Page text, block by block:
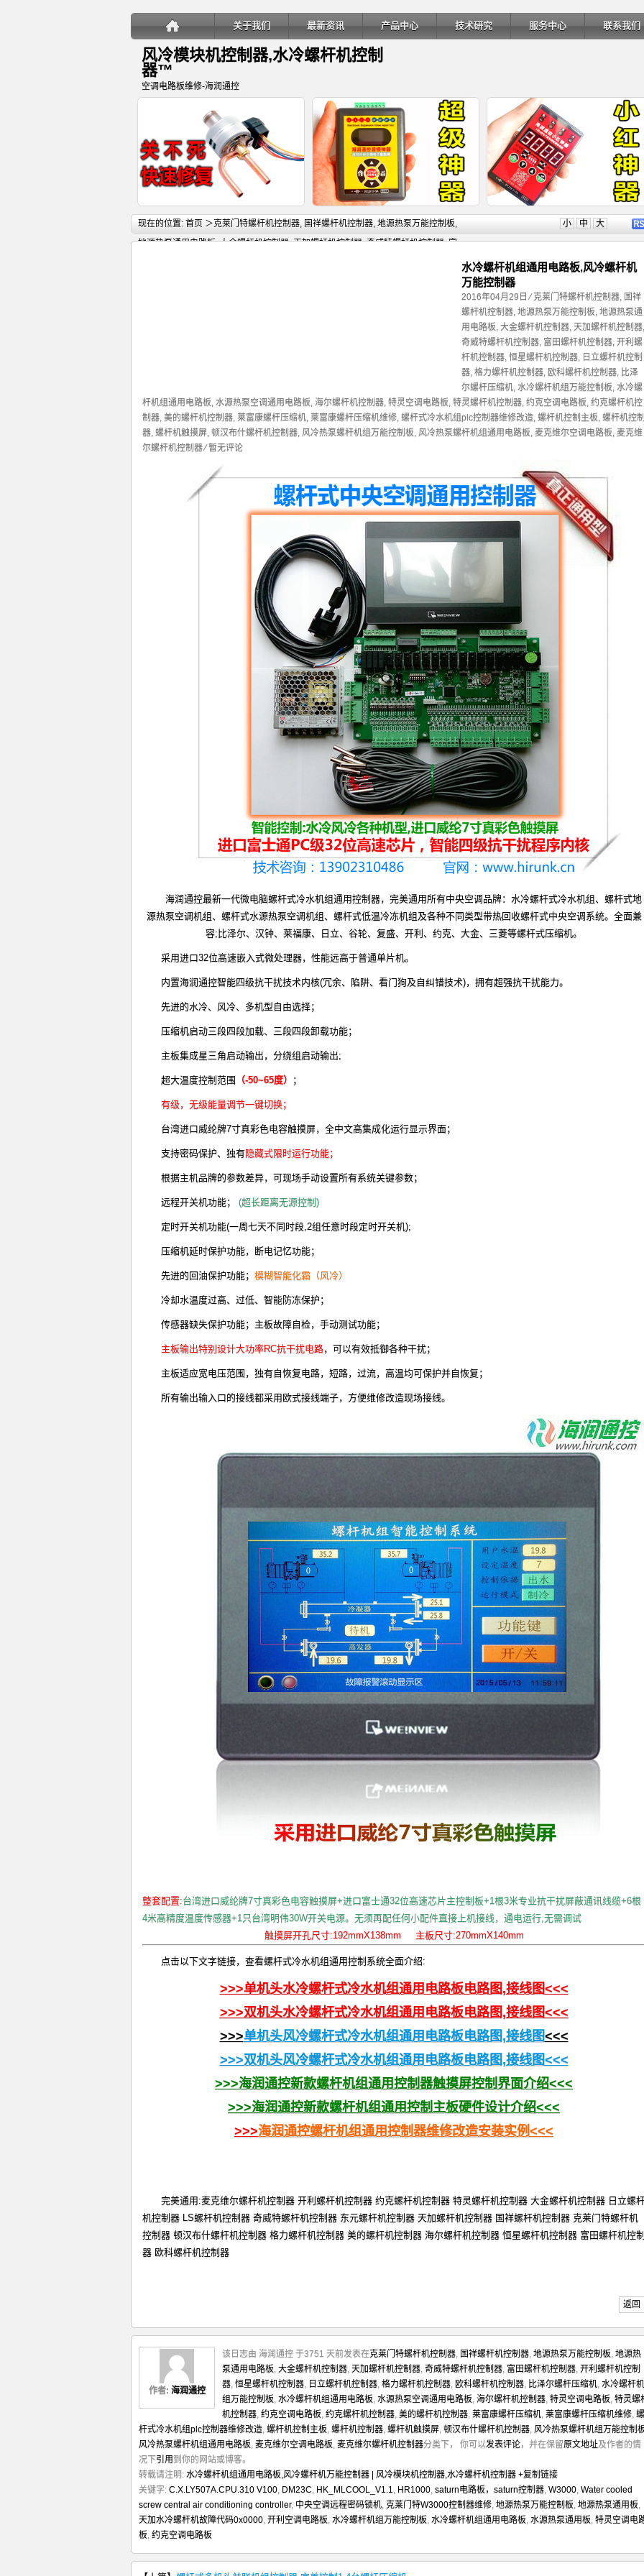
关于我们 最新资讯 产品中心 技术研究 服务中心 联系我们
风冷模块机控制器,水冷螺杆机控制
器™
空调电路板维修-海润通控
详细内容 详细内容 详细
电子膨胀阀修复器原理-空调电子膨
现在的位置: 首页 ＞克莱门特螺杆机控制器, 国祥螺杆机控制器, 地源热泵万能控制板,
地源热泵通用电路板,大金螺杆机控制器,天加螺杆机控制器,奇威特螺杆机控制器,富
小 中 大
水冷螺杆机组通用电路板,风冷螺杆机
万能控制器
2016年04月29日 ⁄克莱门特螺杆机控制器, 国祥
螺杆机控制器, 地源热泵万能控制板, 地源热泵通
用电路板, 大金螺杆机控制器, 天加螺杆机控制器,
奇威特螺杆机控制器, 富田螺杆机控制器, 开利螺
杆机控制器, 恒星螺杆机控制器, 日立螺杆机控制
器, 格力螺杆机控制器, 欧科螺杆机控制器, 比泽
尔螺杆压缩机, 水冷螺杆机组万能控制板, 水冷螺
杆机组通用电路板, 水源热泵空调通用电路板, 海尔螺杆机控制器, 特灵空调电路板, 特灵螺杆机控制器, 约克空调电路板, 约克螺杆机控
制器, 美的螺杆机控制器, 莱富康螺杆压缩机, 莱富康螺杆压缩机维修, 螺杆式冷水机组plc控制器维修改造, 螺杆机控制主板, 螺杆机控
器, 螺杆机触摸屏, 顿汉布什螺杆机控制器, 风冷热泵螺杆机组万能控制板, 风冷热泵螺杆机组通用电路板, 麦克维尔空调电路板, 麦克维
尔螺杆机控制器 ⁄暂无评论
海润通控最新一代微电脑螺杆式冷水机组通用控制器，完美通用所有中央空调品牌：水冷螺杆式冷水机组、螺杆式地
源热泵空调机组、螺杆式水源热泵空调机组、螺杆式低温冷冻机组及各种不同类型带热回收螺杆式中央空调系统。全面兼
容;比泽尔、汉钟、莱福康、日立、谷轮、复盛、开利、约克、大金、三菱等螺杆式压缩机。
采用进口32位高速嵌入式微处理器，性能远高于普通单片机。
内置海润通控智能四级抗干扰技术内核(冗余、陷阱、看门狗及自纠错技术)，拥有超强抗干扰能力。
先进的水冷、风冷、多机型自由选择；
压缩机启动三段四段加载、三段四段卸载功能；
主板集成星三角启动输出，分绕组启动输出;
超大温度控制范围 （-50~65度） ；
有级，无级能量调节一键切换；
台湾进口威纶牌7寸真彩色电容触摸屏，全中文高集成化运行显示界面；
支持密码保护、独有隐藏式限时运行功能；
根据主机品牌的参数差异，可现场手动设置所有系统关键参数；
远程开关机功能； (超长距离无源控制)
定时开关机功能(一周七天不同时段,2组任意时段定时开关机);
压缩机延时保护功能， 断电记忆功能；
先进的回油保护功能； 模糊智能化霜（风冷）
冷却水温度过高、过低、智能防冻保护；
传感器缺失保护功能；主板故障自检，手动测试功能；
主板输出特别设计大功率RC抗干扰电路，可以有效抵御各种干扰；
主板适应宽电压范围，独有自恢复电路，短路，过流，高温均可保护并自恢复；
所有输出输入口的接线都采用欧式接线端子，方便维修改造现场接线。
整套配置:台湾进口威纶牌7寸真彩色电容触摸屏+进口富士通32位高速芯片主控制板+1根3米专业抗干扰屏蔽通讯线缆+6根
4米高精度温度传感器+1只台湾明伟30W开关电源。无须再配任何小配件直接上机接线，通电运行,无需调试
触摸屏开孔尺寸:192mmX138mm 主板尺寸:270mmX140mm
点击以下文字链接，查看螺杆式冷水机组通用控制系统全面介绍:
>>>单机头水冷螺杆式冷水机组通用电路板电路图,接线图<<<
>>>双机头水冷螺杆式冷水机组通用电路板电路图,接线图<<<
>>>单机头风冷螺杆式冷水机组通用电路板电路图,接线图<<<
>>>双机头风冷螺杆式冷水机组通用电路板电路图,接线图<<<
>>>海润通控新款螺杆机组通用控制器触摸屏控制界面介绍<<<
>>>海润通控新款螺杆机组通用控制主板硬件设计介绍<<<
>>>海润通控螺杆机组通用控制器维修改造安装实例<<<
完美通用:麦克维尔螺杆机控制器 开利螺杆机控制器 约克螺杆机控制器 特灵螺杆机控制器 大金螺杆机控制器 日立螺
机控制器 LS螺杆机控制器 奇威特螺杆机控制器 东元螺杆机控制器 天加螺杆机控制器 国祥螺杆机控制器 克莱门特螺杆机
控制器 顿汉布什螺杆机控制器 格力螺杆机控制器 美的螺杆机控制器 海尔螺杆机控制器 恒星螺杆机控制器 富田螺杆机控
器 欧科螺杆机控制器
返回
作者: 海润通控
该日志由 海润通控 于3751 天前发表在克莱门特螺杆机控制器, 国祥螺杆机控制器, 地源热泵万能控制板, 地源热
泵通用电路板, 大金螺杆机控制器, 天加螺杆机控制器, 奇威特螺杆机控制器, 富田螺杆机控制器, 开利螺杆机控制
器, 恒星螺杆机控制器, 日立螺杆机控制器, 格力螺杆机控制器, 欧科螺杆机控制器, 比泽尔螺杆压缩机, 水冷螺杆机
组万能控制板, 水冷螺杆机组通用电路板, 水源热泵空调通用电路板, 海尔螺杆机控制器, 特灵空调电路板, 特灵螺
机控制器, 约克空调电路板, 约克螺杆机控制器, 美的螺杆机控制器, 莱富康螺杆压缩机, 莱富康螺杆压缩机维修, 螺
杆式冷水机组plc控制器维修改造, 螺杆机控制主板, 螺杆机控制器, 螺杆机触摸屏, 顿汉布什螺杆机控制器, 风冷热泵螺杆机组万能控制
风冷热泵螺杆机组通用电路板, 麦克维尔空调电路板, 麦克维尔螺杆机控制器分类下， 你可以发表评论，并在保留原文地址及作者的情
况下引用 到你的网站或博客。
转载请注明: 水冷螺杆机组通用电路板,风冷螺杆机万能控制器 | 风冷模块机控制器,水冷螺杆机控制器 +复制链接
关键字: C.X.LY507A.CPU.310 V100, DM23C, HK_MLCOOL_V1.1, HR1000, saturn电路板，saturn控制器, W3000, Water cooled
screw central air conditioning controller, 中央空调远程密码锁机, 克莱门特W3000控制器维修, 地源热泵万能控制板, 地源热泵通用板,
天加水冷螺杆机故障代码0x0000, 开利空调电路板, 水冷螺杆机组万能控制板, 水冷螺杆机组通用电路板, 水源热泵通用板, 特灵空调电
板, 约克空调电路板